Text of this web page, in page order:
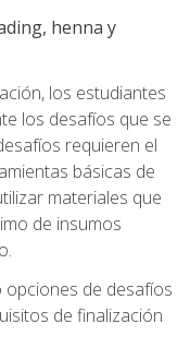
henna y
los estudiantes
los desafíos que se
requieren el
básicas de
materiales que
de insumos
de desafíos
de finalización